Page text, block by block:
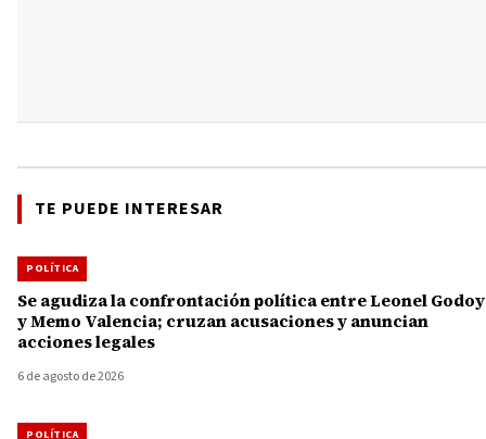
TE PUEDE INTERESAR
POLÍTICA
Se agudiza la confrontación política entre Leonel Godoy
y Memo Valencia; cruzan acusaciones y anuncian
acciones legales
6 de agosto de 2026
POLÍTICA